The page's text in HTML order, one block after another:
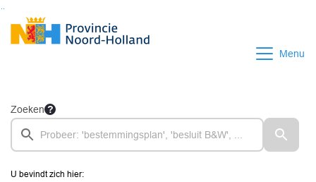
Ga naar de inhoud van deze pagina
Ga naar het zoeken
Ga naar het menu
Menu
Zoeken
U bevindt zich hier: